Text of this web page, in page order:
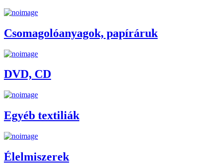
Csomagolóanyagok, papíráruk
DVD, CD
Egyéb textiliák
Élelmiszerek